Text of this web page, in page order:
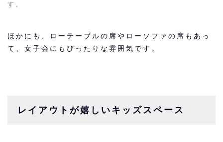
す。
ほかにも、ローテーブルの席やローソファの席もあっ
て、女子会にもぴったりな雰囲気です。
レイアウトが嬉しいキッズスペース